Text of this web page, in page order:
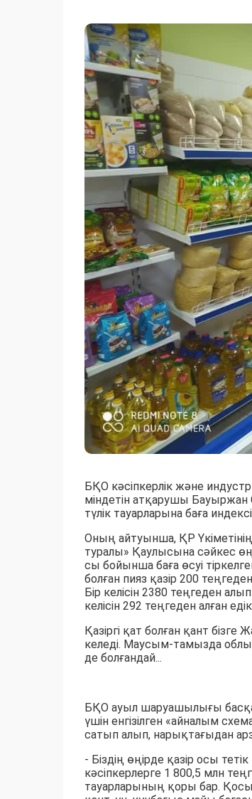
БҚО кәсіпкерлік және
міндетін атқарушы
түлік тауарларына баға
Оның айтуынша, ҚР
туралы» Қаулысына сәйкес
сы бойынша баға өсуі
болған пияз қазір 200
Бір келісін 2380 теңгеден
келісін 292 теңгеден алған
Қазіргі қат болған қант
келеді. Маусым-тамызда
де болғандай...
БҚО ауыл шаруашылығы
үшін енгізілген «айналым
сатып алып, нарықтағыдан
- Біздің өңірде қазір осы
кәсіпкерлерге 1 800,5 млн
тауарларының қоры бар.